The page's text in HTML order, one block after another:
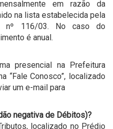
em razão da
na lista estabelecida pela
nº 116/03. No caso do
é anual.
presencial na Prefeitura
“Fale Conosco”, localizado
um e-mail para
negativa de Débitos)?
localizado no Prédio